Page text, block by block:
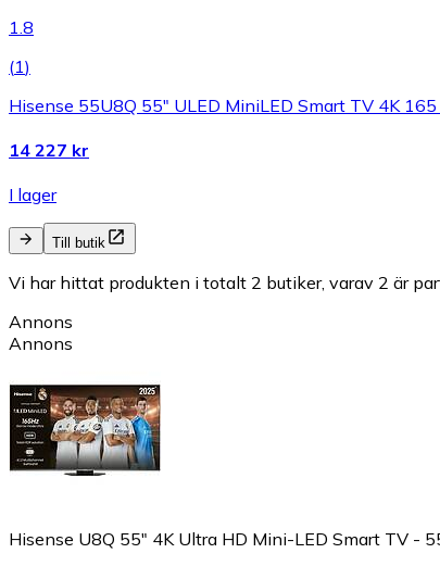
1.8
(1)
Hisense 55U8Q 55" ULED MiniLED Smart TV 4K 165
14 227 kr
I lager
Till butik
Vi har hittat produkten i totalt 2 butiker, varav 2 är
Annons
Annons
Hisense U8Q 55" 4K Ultra HD Mini-LED Smart TV -